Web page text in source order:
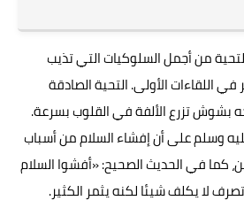
من أجمل السلوكيات التي تذيب
اللقاءات الأولى. التحية الصادقة
بشوش تزرع الألفة في القلوب بسرعة.
وسلم على أن إفشاء السلام من أسباب
كما في الحديث الصحيح: «أفشوا السلام
لا يكلف شيئا لكنه يثمر الكثير.